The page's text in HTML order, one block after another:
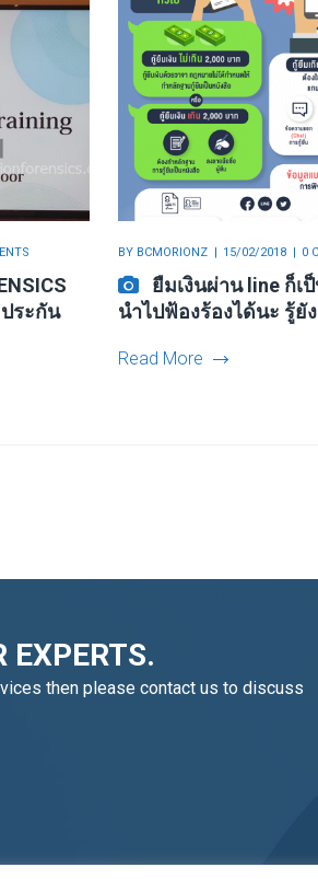
ระกัน
BY BCMORIONZ 15/02/2018 0
ยืมเงินผ่าน line ก็เ
นำไปฟ้องร้องได้นะ รู้ยั
Read More
EXPERTS.
then please contact us to discuss